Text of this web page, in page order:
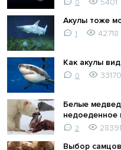
0
Акулы тоже
1 42718
Как акулы
0 33170
Белые
недоеденное
2
28391
Выбор